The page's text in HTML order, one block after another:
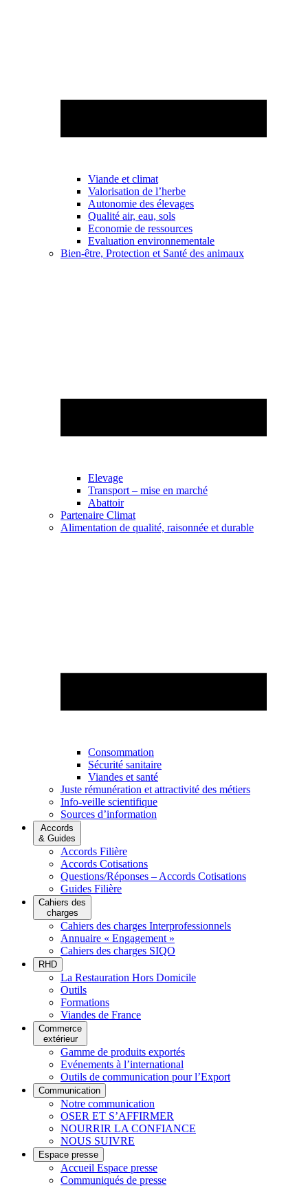
Viande et climat
Valorisation de l’herbe
Autonomie des élevages
Qualité air, eau, sols
Economie de ressources
Evaluation environnementale
Bien-être, Protection et Santé des animaux
Elevage
Transport – mise en marché
Abattoir
Partenaire Climat
Alimentation de qualité, raisonnée et durable
Consommation
Sécurité sanitaire
Viandes et santé
Juste rémunération et attractivité des métiers
Info-veille scientifique
Sources d’information
Accords
& Guides
Accords Filière
Accords Cotisations
Questions/Réponses – Accords Cotisations
Guides Filière
Cahiers des
charges
Cahiers des charges Interprofessionnels
Annuaire « Engagement »
Cahiers des charges SIQO
RHD
La Restauration Hors Domicile
Outils
Formations
Viandes de France
Commerce
extérieur
Gamme de produits exportés
Evénements à l’international
Outils de communication pour l’Export
Communication
Notre communication
OSER ET S’AFFIRMER
NOURRIR LA CONFIANCE
NOUS SUIVRE
Espace presse
Accueil Espace presse
Communiqués de presse